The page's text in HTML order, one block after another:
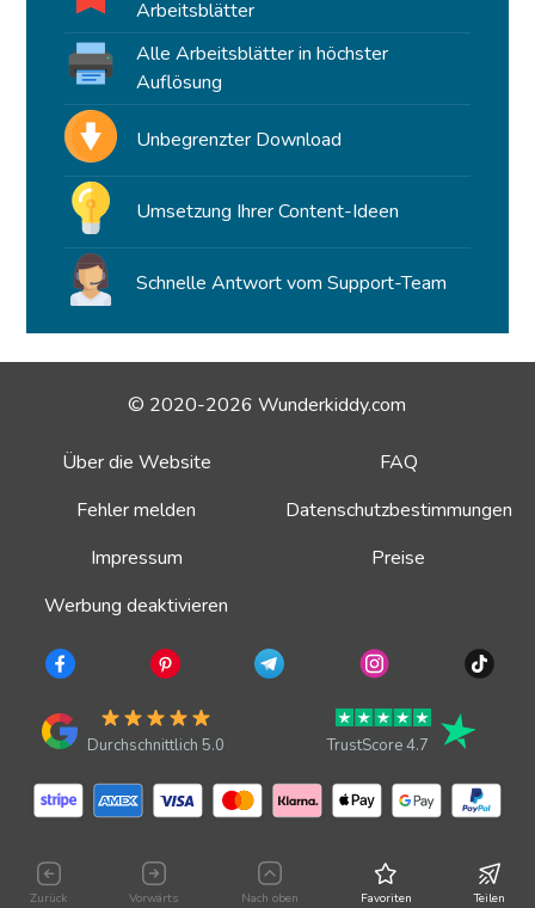
Arbeitsblätter
Alle Arbeitsblätter in höchster
Auflösung
Unbegrenzter Download
Umsetzung Ihrer Content-Ideen
Schnelle Antwort vom Support-Team
© 2020-2026 Wunderkiddy.com
Über die Website
FAQ
Fehler melden
Datenschutzbestimmungen
Impressum
Preise
Werbung deaktivieren
Durchschnittlich 5.0 TrustScore 4.7
Zurück Vorwärts Nach oben Favoriten Teilen